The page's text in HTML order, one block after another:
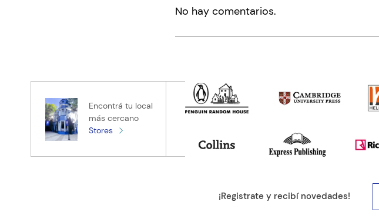
Título
Tu nombre
Tu ubicación
No hay comentarios.
Encontrá tu local
más cercano
Stores
¡Registrate y recibí novedades!